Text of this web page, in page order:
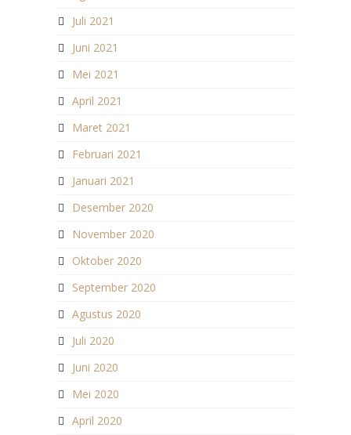
Juli 2021
Juni 2021
Mei 2021
April 2021
Maret 2021
Februari 2021
Januari 2021
Desember 2020
November 2020
Oktober 2020
September 2020
Agustus 2020
Juli 2020
Juni 2020
Mei 2020
April 2020